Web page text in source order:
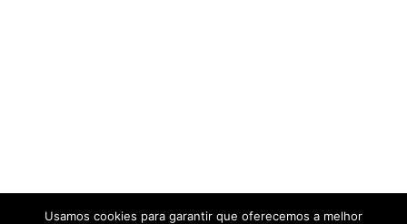
Usamos cookies para garantir que oferecemos a melhor